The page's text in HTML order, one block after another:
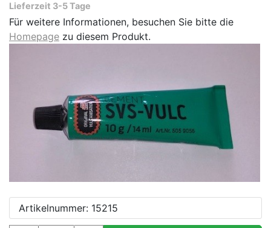
Lieferzeit 3-5 Tage
Für weitere Informationen, besuchen Sie bitte die
Homepage zu diesem Produkt.
Artikelnummer: 15215